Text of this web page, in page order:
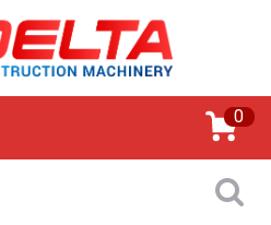
0